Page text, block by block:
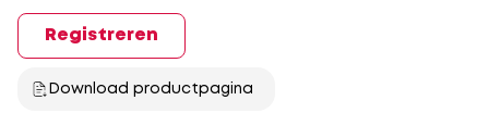
Registreren
Download productpagina